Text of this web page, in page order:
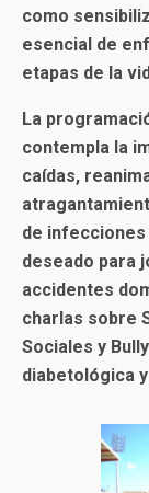
como
esencial de
etapas de la
La
contempla la
caídas,
de infecciones
deseado para
accidentes
charlas sobre
Sociales y
diabetológica